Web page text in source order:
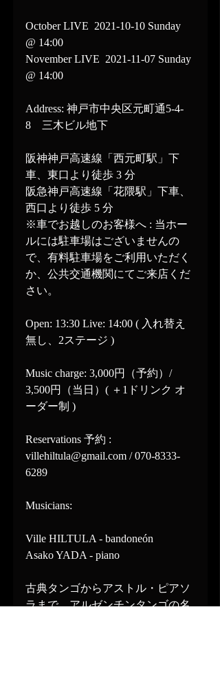
October LIVE  2021-10-10 Sunday
@ 14:00
November LIVE  2021-11-07 Sunday
@ 14:00
Address: 神戸市中央区元町通5-4-
8　三木ビル地下
阪神神戸高速線「西元町駅」下
車、東口より徒歩 3 分
阪急神戸高速線「花隈駅」下車、
西口より徒歩 5 分
※車でお越しのお客様へ : 当ホー
ルには駐車場はございませんの
で、有料駐車場をご利用いただく
か、公共交通機関にてご来店くだ
さい。
Open: 13:30 Live: 14:00 ( 入れ替え
無し、2ステージ )
Music charge: 3,000円（予約）/
3,500円（当日）( ＋1ドリンク オ
ーダー制 )
Reservations 予約 :
villehiltula@gmail.com / 070-8333-
6289
Musicians:
Ville HILTULA - bandoneón
Asako YADA - piano
古典タンゴからアストル・ピアソ
ラまで、アルゼンチンタンゴの名